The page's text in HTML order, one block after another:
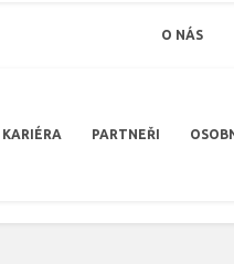
O NÁS
KARIÉRA PARTNEŘI